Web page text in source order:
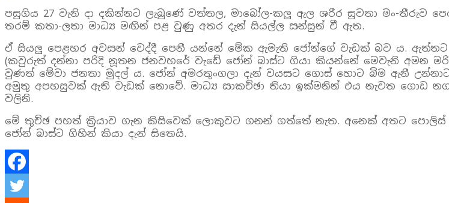
පසුගිය 27 වැනි දා දකින්නට ලැබුණේ වත්තල, මාබෝල-කලු ඇල ශරීර සුවතා මං-තීරුව
තරම් කතා-ලතා මාධ්‍ය මඟින් පළ වුණු අතර දැන් සියල්ල සන්සුන් වී ඇත.
ඒ සියලු පෙළහර අවසන් වෙද්දී පෙනී යන්නේ මේක ඇමැති ජෝන්ගේ වැඩක් බව ය.
(කවුරුත් දන්නා පරිදි නූතන ජනවහරේ වැඩේ ජෝන් බාස්ට ගියා කියන්නේ මෙවැනි
වුණත් මේවා ජනතා මුදල් ය. ජෝන් අමරතුංගලා දැන් වයසට ගොස් හොට බිම ඇනී
අමුතු අපහසුවක් ඇති වැඩක් නොවේ. මාධ්‍ය සාකච්ඡා තියා ඉක්මනින් එය නැවත ගොඩ
වලිනි.
මේ තුච්ඡ පහත් ක්‍රියාව ගැන කිසිවෙක් ලොකුවට ගනන් ගත්තේ නැත. අනෙක් අතට
ජෝන් බාස්ට ගිහින් කියා දැන් සිතෙයි.